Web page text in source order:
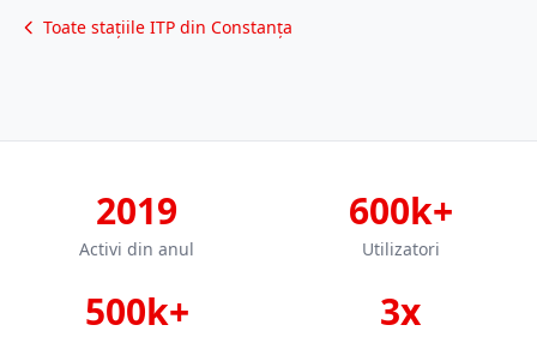
Toate stațiile ITP din Constanța
2019
Activi din anul
600k+
Utilizatori
500k+ 3x